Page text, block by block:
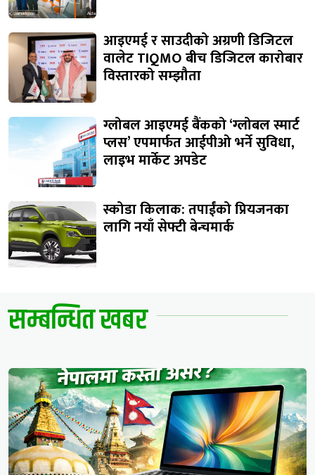
आइएमई र साउदीको अग्रणी डिजिटल
वालेट TIQMO बीच डिजिटल कारोबार
विस्तारको सम्झौता
ग्लोबल आइएमई बैंकको ‘ग्लोबल स्मार्ट
प्लस’ एपमार्फत आईपीओ भर्ने सुविधा,
लाइभ मार्केट अपडेट
स्कोडा किलाक: तपाईंको प्रियजनका
लागि नयाँ सेफ्टी बेन्चमार्क
सम्बन्धित खबर